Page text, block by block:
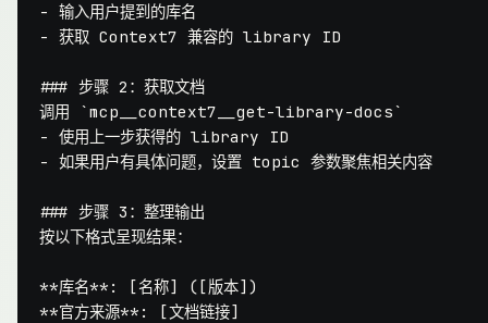
-
- 获取 Context7 兼容的 library ID
### 步骤 2：获取文档
调用
`mcp__context7__get-library-docs`
-
- 如果用户有具体问题，设置 topic 参数聚焦相关内容
### 步骤 3：整理输出
按以下格式呈现结果：
**库名**
**官方来源** : [文档链接]